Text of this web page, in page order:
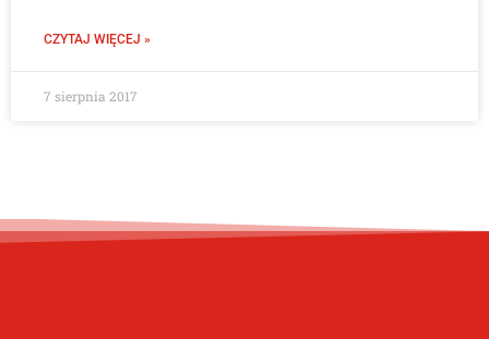
CZYTAJ WIĘCEJ »
7 sierpnia 2017